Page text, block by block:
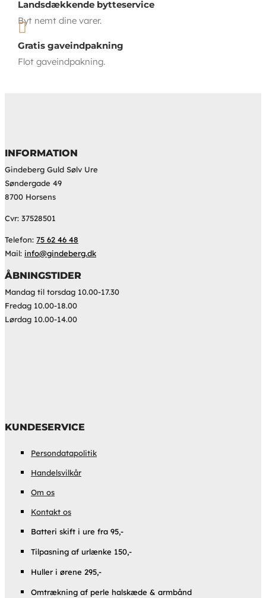
Landsdækkende bytteservice
Byt nemt dine varer.

Gratis gaveindpakning
Flot gaveindpakning.
INFORMATION
Gindeberg Guld Sølv Ure
Søndergade 49
8700 Horsens
Cvr: 37528501
Telefon: 75 62 46 48
Mail: info@gindeberg.dk
ÅBNINGSTIDER
Mandag til torsdag 10.00-17.30
Fredag 10.00-18.00
Lørdag 10.00-14.00
KUNDESERVICE
Persondatapolitik
Handelsvilkår
Om os
Kontakt os
Batteri skift i ure fra 95,-
Tilpasning af urlænke 150,-
Huller i ørene 295,-
Omtrækning af perle halskæde & armbånd